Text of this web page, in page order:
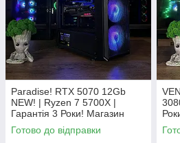
Paradise! RTX 5070 12Gb
NEW! | Ryzen 7 5700Х |
Гарантія 3 Роки! Магазин
Ігровий Компютер ПК від
CyberCat
Готово до відправки
від